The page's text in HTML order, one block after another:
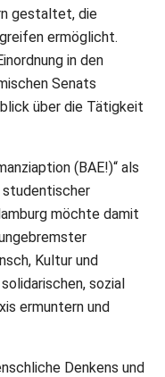
gestaltet, die
ermöglicht.
in den
Senats
über die Tätigkeit
(BAE!)“ als
möchte damit
Kultur und
sozial
ermuntern und
Denkens und